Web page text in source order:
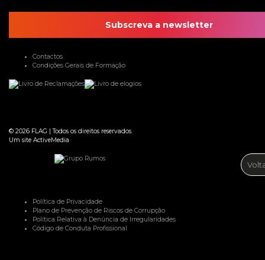
Subscreva a newsletter
Contactos
Condições Gerais de Formação
© 2026 FLAG |Todos os direitos reservados.
Um site ActiveMedia
Política de Privacidade
Plano de Prevenção de Riscos de Corrupção
Política Relativa à Denúncia de Irregularidades
Código de Conduta Profissional